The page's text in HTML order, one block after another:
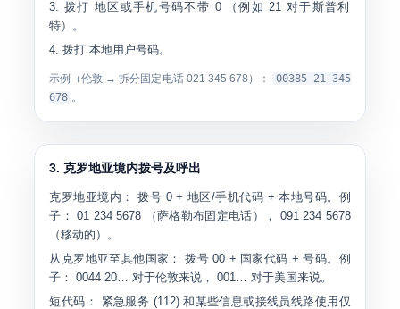
拨打 地区或手机号码不带 0（例如 21 对于斯普利
特）。
拨打本地用户号码。
示例（伦敦 → 拆分固定电话 021 345 678 ）：
00385 21 345
678 。
3. 克罗地亚境内拨号及呼出
克罗地亚境内： 拨号 0 + 地区/手机代码 + 本地号码。例
子：01 234 5678 （萨格勒布固定电话）， 091 234 5678
（移动的）。
从克罗地亚至其他国家：
拨号00 + 国家代码 + 号码。例
子：0044 20… 对于伦敦来说，001…
对于美国来说。
短代码：
紧急服务 (112) 和某些信息或接线员线路使用仅